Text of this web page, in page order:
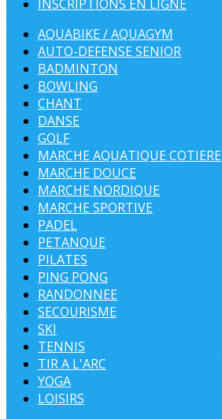
INSCRIPTIONS EN LIGNE
AQUABIKE / AQUAGYM
AUTO-DEFENSE SENIOR
BADMINTON
BOWLING
CHANT
DANSE
GOLF
MARCHE AQUATIQUE COTIERE
MARCHE DOUCE
MARCHE NORDIQUE
MARCHE SPORTIVE
PADEL
PETANQUE
PILATES
PING PONG
RANDONNEE
SECOURISME
SKI
TENNIS
TIR A L'ARC
YOGA
LOISIRS